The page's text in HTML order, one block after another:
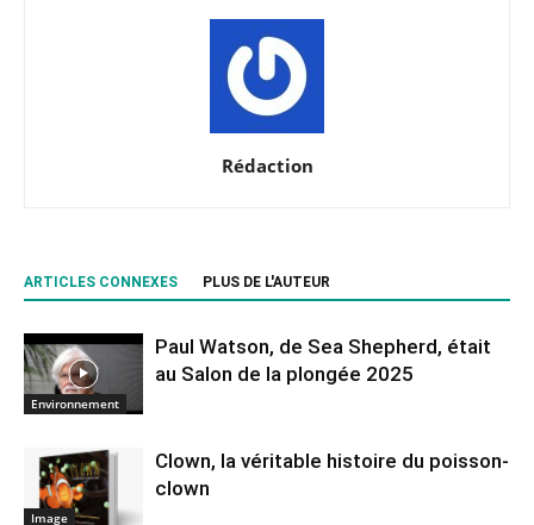
Rédaction
ARTICLES CONNEXES PLUS DE L'AUTEUR
Environnement
Paul Watson, de Sea Shepherd, était
au Salon de la plongée 2025
Image
Clown, la véritable histoire du poisson-
clown